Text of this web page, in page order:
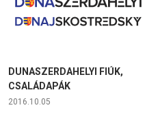
DUNASZERDAHELYI FIÚK,
CSALÁDAPÁK
2016.10.05